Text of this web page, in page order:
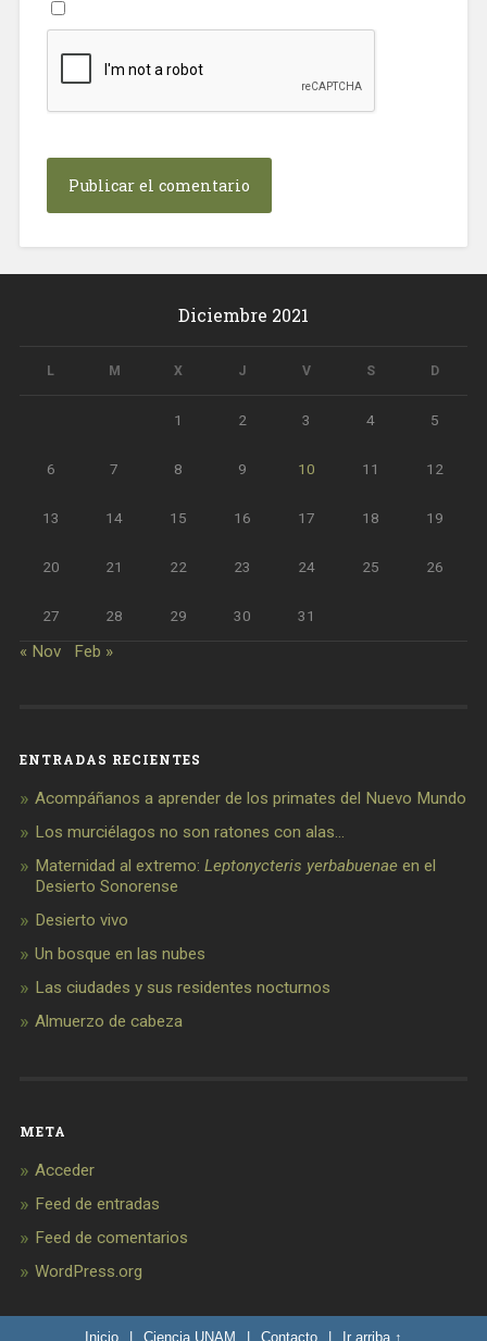
Diciembre 2021
L M X J V S D
1 2 3 4 5
6 7 8 9 10 11 12
13 14 15 16 17 18 19
20 21 22 23 24 25 26
27 28 29 30 31
« Nov Feb »
ENTRADAS RECIENTES
Acompáñanos a aprender de los primates del Nuevo Mundo
Los murciélagos no son ratones con alas…
Maternidad al extremo: Leptonycteris yerbabuenaeen el
Desierto Sonorense
Desierto vivo
Un bosque en las nubes
Las ciudades y sus residentes nocturnos
Almuerzo de cabeza
META
Acceder
Feed de entradas
Feed de comentarios
WordPress.org
Inicio Ciencia UNAM Contacto Ir arriba ↑